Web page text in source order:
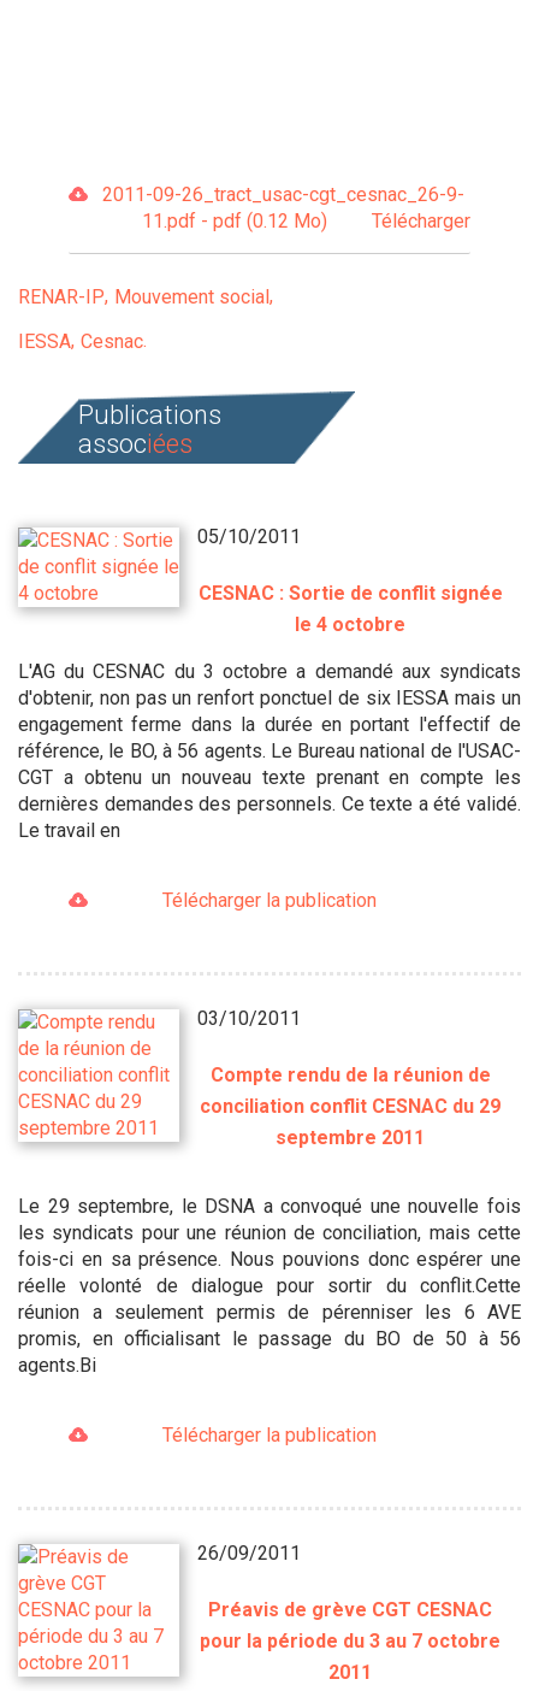
2011-09-26_tract_usac-cgt_cesnac_26-9-
11.pdf - pdf (0.12 Mo)
Télécharger
RENAR-IP Mouvement social
IESSA Cesnac
Publications
associées
05/10/2011
CESNAC : Sortie de conflit signée
le 4 octobre
L'AG du CESNAC du 3 octobre a demandé aux syndicats
d'obtenir, non pas un renfort ponctuel de six IESSA mais un
engagement ferme dans la durée en portant l'effectif de
référence, le BO, à 56 agents. Le Bureau national de l'USAC-
CGT a obtenu un nouveau texte prenant en compte les
dernières demandes des personnels. Ce texte a été validé.
Le travail en
Télécharger la publication
03/10/2011
Compte rendu de la réunion de
conciliation conflit CESNAC du 29
septembre 2011
Le 29 septembre, le DSNA a convoqué une nouvelle fois
les syndicats pour une réunion de conciliation, mais cette
fois-ci en sa présence. Nous pouvions donc espérer une
réelle volonté de dialogue pour sortir du conflit.Cette
réunion a seulement permis de pérenniser les 6 AVE
promis, en officialisant le passage du BO de 50 à 56
agents.Bi
Télécharger la publication
26/09/2011
Préavis de grève CGT CESNAC
pour la période du 3 au 7 octobre
2011